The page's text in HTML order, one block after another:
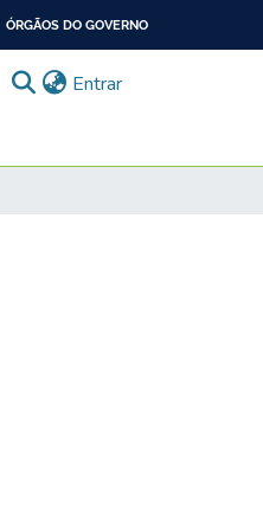
ÓRGÃOS DO GOVERNO
Entrar(current)